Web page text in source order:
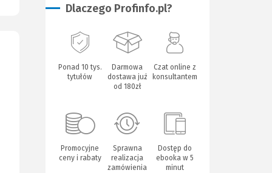
Dlaczego Profinfo.pl?
Ponad 10 tys.
tytułów
Darmowa
dostawa już
od 180zł
Czat online z
konsultantem
Promocyjne
ceny i rabaty
Sprawna
realizacja
zamówienia
Dostęp do
ebooka w 5
minut